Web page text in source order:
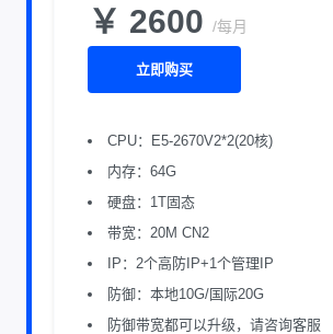
￥ 2600 /每月
立即购买
CPU：E5-2670V2*2(20核)
内存：64G
硬盘：1T固态
带宽：20M CN2
IP：2个高防IP+1个管理IP
防御：本地10G/国际20G
防御带宽都可以升级，请咨询客服